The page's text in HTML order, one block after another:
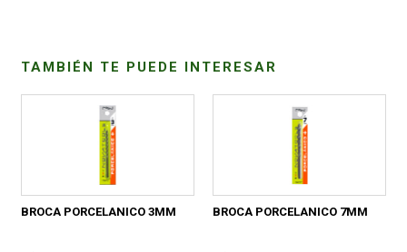
TAMBIÉN TE PUEDE INTERESAR
BROCA PORCELANICO 3MM BROCA PORCELANICO 7MM
CONDICIONES